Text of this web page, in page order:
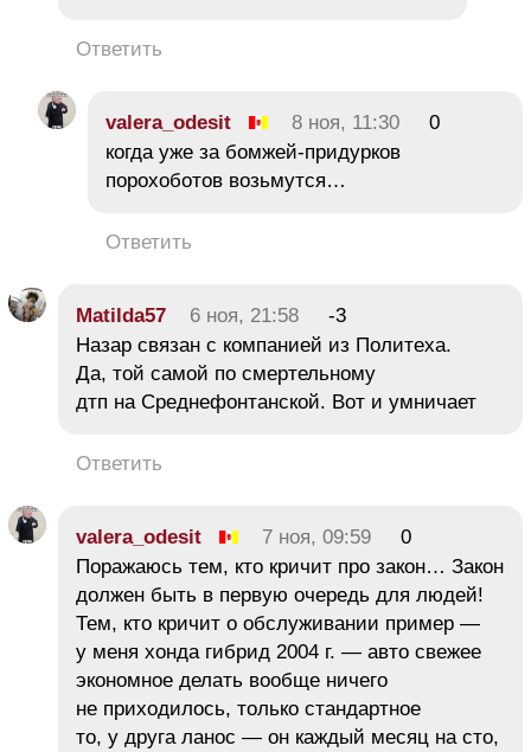
Ответить
valera_odesit 8 ноя, 11:30
0
когда уже за бомжей-придурков
порохоботов возьмутся…
Ответить
Matilda57 6 ноя, 21:58
-3
Назар связан с компанией из Политеха.
Да, той самой по смертельному
дтп на Среднефонтанской. Вот и умничает
Ответить
valera_odesit 7 ноя, 09:59
0
Поражаюсь тем, кто кричит про закон… Закон
должен быть в первую очередь для людей!
Тем, кто кричит о обслуживании пример —
у меня хонда гибрид 2004 г. — авто свежее
экономное делать вообще ничего
не приходилось, только стандартное
то, у друга ланос — он каждый месяц на сто,